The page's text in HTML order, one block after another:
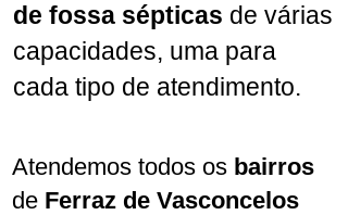
de fossa sépticas de várias
capacidades, uma para
cada tipo de atendimento.
Atendemos todos os bairros
de Ferraz de Vasconcelos